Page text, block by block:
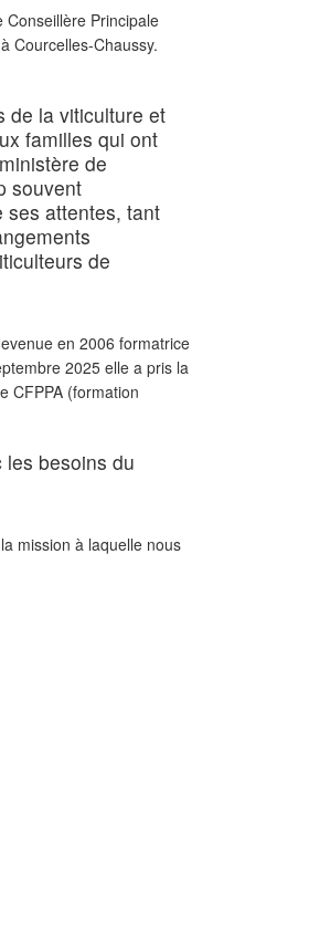
Principale
Courcelles-Chaussy.
de la viticulture et
familles qui ont
de
souvent
ses attentes, tant
de
en 2006 formatrice
2025 elle a pris la
CFPPA (formation
besoins du
mission à laquelle nous